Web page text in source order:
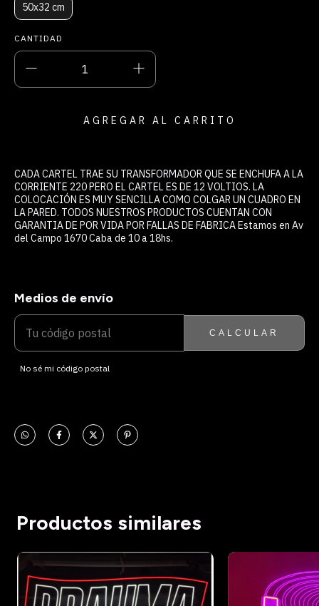
50x32 cm
CANTIDAD
CADA CARTEL TRAE SU TRANSFORMADOR QUE SE ENCHUFA A LA
CORRIENTE 220 PERO EL CARTEL ES DE 12 VOLTIOS. LA
COLOCACIÓN ES MUY SENCILLA COMO COLGAR UN CUADRO EN
LA PARED. TODOS NUESTROS PRODUCTOS CUENTAN CON
GARANTIA DE POR VIDA POR FALLAS DE FABRICA Estamos en Av
del Campo 1670 Caba de 10 a 18hs.
ENTREGAS PARA EL CP:
Medios de envío
CALCULAR
No sé mi código postal
Productos similares